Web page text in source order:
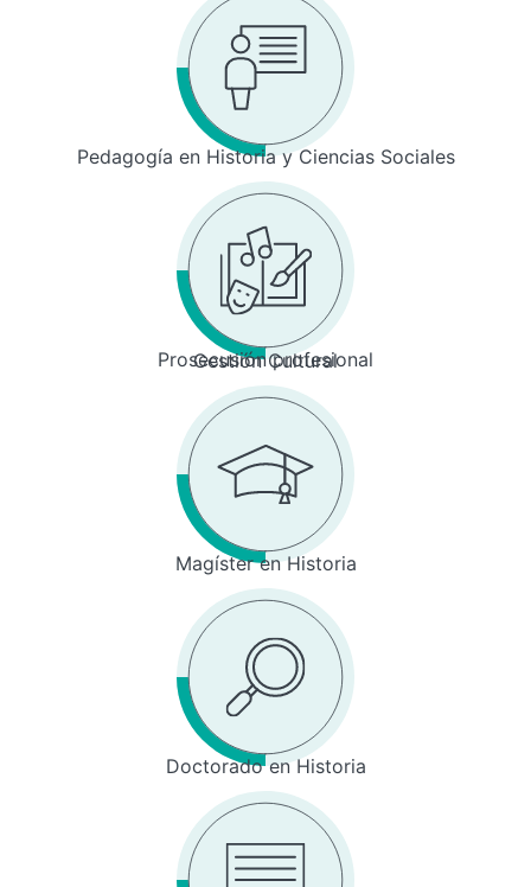
Pedagogía en Historia y Ciencias Sociales
Prosecusión profesional
Gestión Cultural
Magíster en Historia
Doctorado en Historia